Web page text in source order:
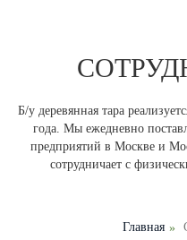
Б/у деревянная тара
года. Мы ежедневно
предприятий в Москве и
сотрудничает с
Главная